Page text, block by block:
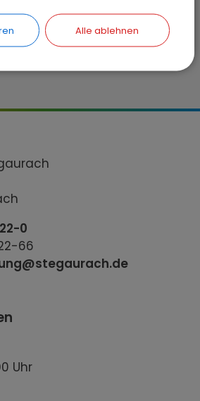
0
66
Uhr
Alle ablehnen